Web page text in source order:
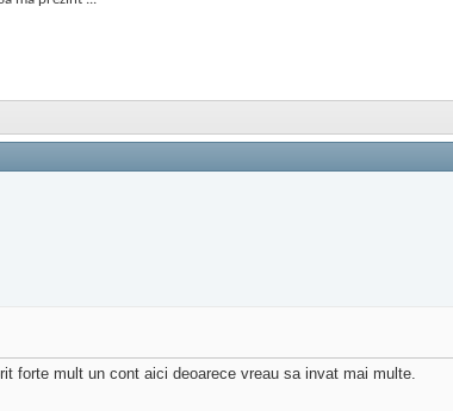
forte mult un cont aici deoarece vreau sa invat mai multe.